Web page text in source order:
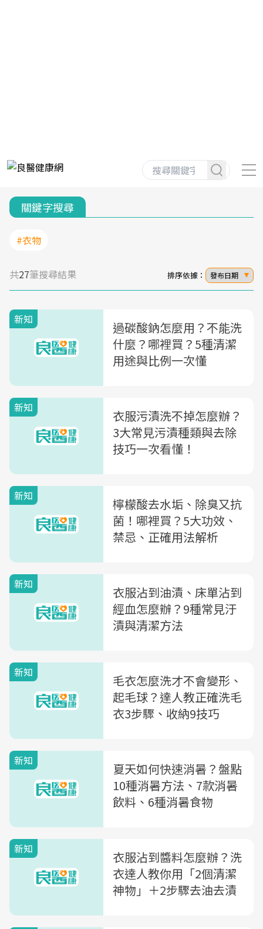
關鍵字搜尋
#衣物
共27筆搜尋結果 排序依據： 發布日期
新知
過碳酸鈉怎麼用？不能洗
什麼？哪裡買？5種清潔
用途與比例一次懂
新知
衣服污漬洗不掉怎麼辦？
3大常見污漬種類與去除
技巧一次看懂！
新知
檸檬酸去水垢、除臭又抗
菌！哪裡買？5大功效、
禁忌、正確用法解析
新知
衣服沾到油漬、床單沾到
經血怎麼辦？9種常見汙
漬與清潔方法
新知
毛衣怎麼洗才不會變形、
起毛球？達人教正確洗毛
衣3步驟、收納9技巧
新知
夏天如何快速消暑？盤點
10種消暑方法、7款消暑
飲料、6種消暑食物
新知
衣服沾到醬料怎麼辦？洗
衣達人教你用「2個清潔
神物」＋2步驟去油去漬